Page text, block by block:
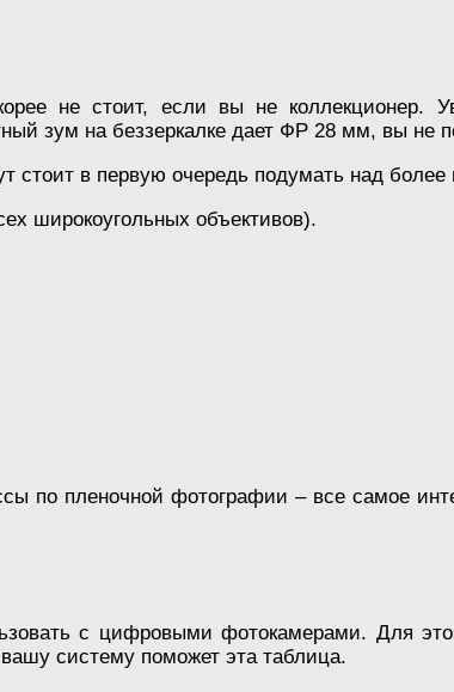
не стоит, если вы не коллекционер.
зум на беззеркалке дает ФР 28 мм, вы не
в первую очередь подумать над более
широкоугольных объективов).
по пленочной фотографии – все самое
с цифровыми фотокамерами. Для
систему поможет эта таблица.